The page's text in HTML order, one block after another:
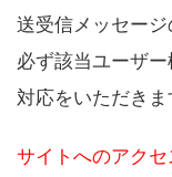
送受信メッセー
必ず該当ユーザ
対応をいただきま
サイトへのアク